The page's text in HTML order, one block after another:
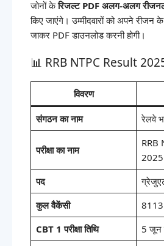
जोनों केरिजल्ट PDF अलग-अलग
किए जाएंगे। उम्मीदवारों को अपने रीजन
जाकर PDF डाउनलोड करनी होगी।
📊 RRB NTPC Result
विवरण
संगठन का नाम रेलवे
परीक्षा का नाम
RRB
2025
पद
कुल वैकेंसी
8113
CBT 1 परीक्षा तिथि
5 जून